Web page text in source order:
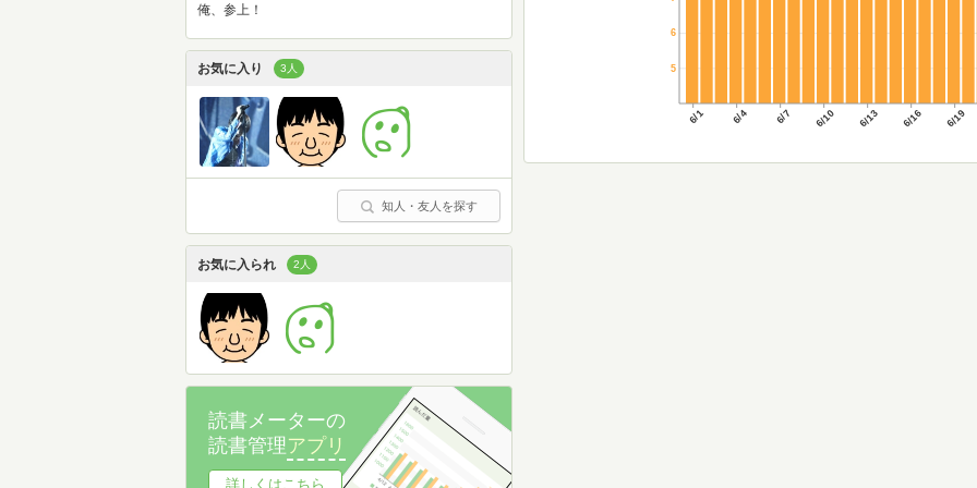
6/1 6/4 6/7 6/10 6/13 6/16 6/19
5
6
俺、参上！
お気に入り 3人
知人・友人を探す
お気に入られ 2人
読書メーターの
読書管理アプリ
詳しくはこちら